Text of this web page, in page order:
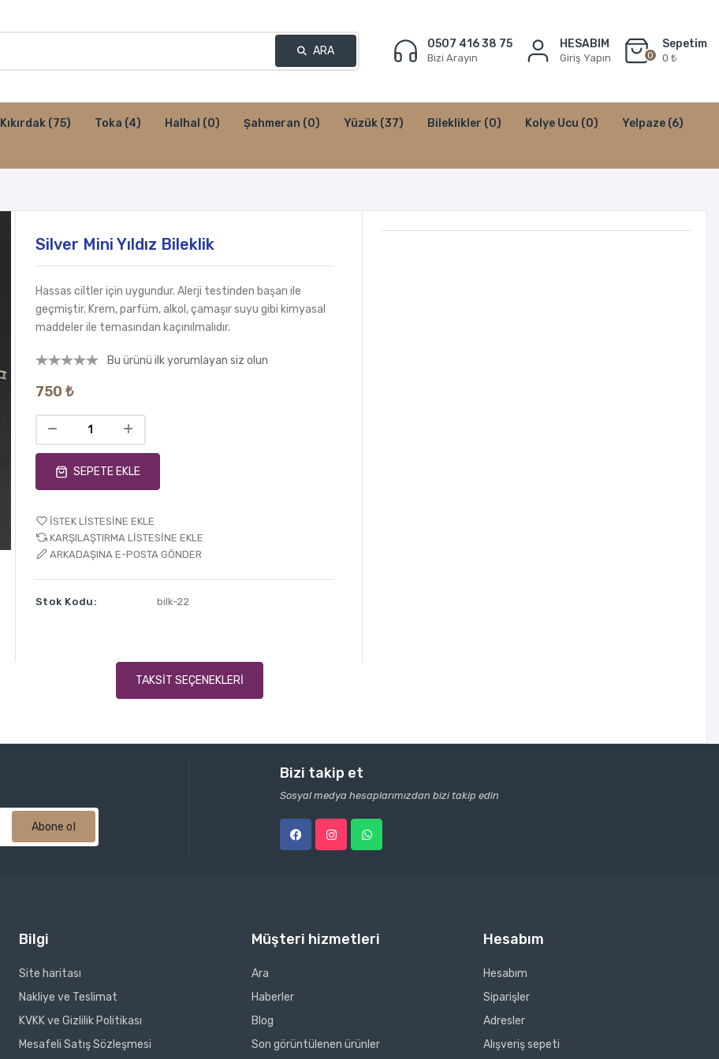
0507 416 38 75
Bizi Arayın
HESABIM
Giriş Yapın 0
Sepetim
0 ₺
ARA
Kıkırdak (75) Toka (4) Halhal (0) Şahmeran (0) Yüzük (37) Bileklikler (0) Kolye Ucu (0) Yelpaze (6)
Silver Mini Yıldız Bileklik
Hassas ciltler için uygundur. Alerji testinden başarı ile
geçmiştir. Krem, parfüm, alkol, çamaşır suyu gibi kimyasal
maddeler ile temasından kaçınılmalıdır.
Bu ürünü ilk yorumlayan siz olun
750 ₺
SEPETE EKLE
İSTEK LISTESINE EKLE
KARŞILAŞTIRMA LISTESINE EKLE
ARKADAŞINA E-POSTA GÖNDER
Stok Kodu: bilk-22
TAKSIT SEÇENEKLERI
Abone ol
Bizi takip et
Sosyal medya hesaplarımızdan bizi takip edin
Bilgi
Site haritası
Nakliye ve Teslimat
KVKK ve Gizlilik Politikası
Mesafeli Satış Sözleşmesi
Müşteri hizmetleri
Ara
Haberler
Blog
Son görüntülenen ürünler
Hesabım
Hesabım
Siparişler
Adresler
Alışveriş sepeti